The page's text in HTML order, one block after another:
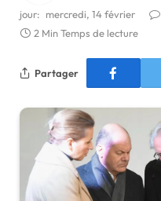
jour: mercredi, 14 février
2 Min Temps de lecture
Partager